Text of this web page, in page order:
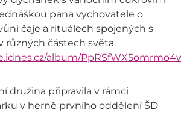
pana vychovatele o
čaje a rituálech spojených s
různých částech světa.
album/
družina připravila v rámci
v herně prvního oddělení ŠD